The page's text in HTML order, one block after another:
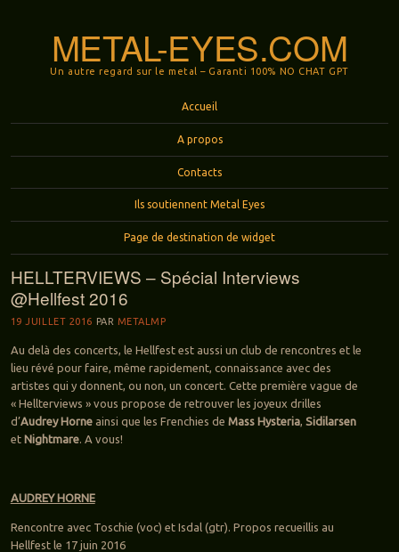
METAL-EYES.COM
Un autre regard sur le metal – Garanti 100% NO CHAT GPT
Accueil
A propos
Contacts
Ils soutiennent Metal Eyes
Page de destination de widget
HELLTERVIEWS – Spécial Interviews
@Hellfest 2016
19 JUILLET 2016 PAR METALMP
Au delà des concerts, le Hellfest est aussi un club de rencontres et le
lieu révé pour faire, même rapidement, connaissance avec des
artistes qui y donnent, ou non, un concert. Cette première vague de
« Hellterviews » vous propose de retrouver les joyeux drilles
d’Audrey Horneainsi que les Frenchies de Mass Hysteria, Sidilarsen
et Nightmare. A vous!
AUDREY HORNE
Rencontre avec Toschie (voc) et Isdal (gtr). Propos recueillis au
Hellfest le 17 juin 2016